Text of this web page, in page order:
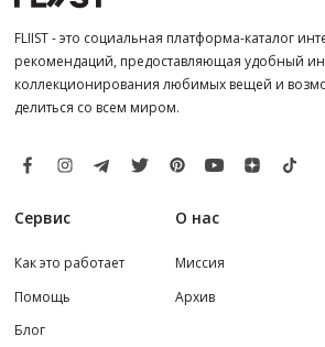
FLIIST - это социальная платформа-каталог
рекомендаций, предоставляющая удобный
коллекционирования любимых вещей и
делиться со всем миром.
Сервис
Как это работает
Помощь
Блог
О нас
Миссия
Архив